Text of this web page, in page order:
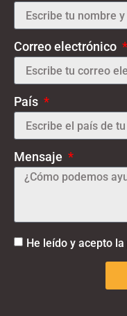
Correo electrónico
País
Mensaje
He leído y acepto la